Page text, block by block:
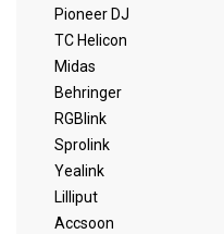
Pioneer DJ
TC Helicon
Midas
Behringer
RGBlink
Sprolink
Yealink
Lilliput
Accsoon